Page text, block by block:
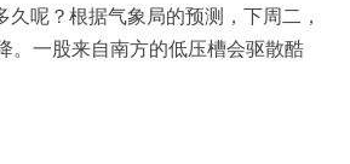
呢？根据气象局的预测，下周二，
。一股来自南方的低压槽会驱散酷